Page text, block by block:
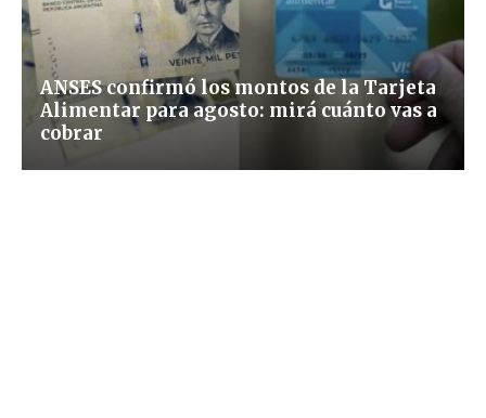
ANSES confirmó los montos de la Tarjeta
Alimentar para agosto: mirá cuánto vas a
cobrar